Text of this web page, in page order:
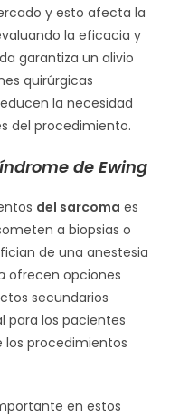
y esto afecta la
la eficacia y
garantiza un alivio
quirúrgicas
la necesidad
del procedimiento.
de Ewing
del sarcoma es
a biopsias o
de una anestesia
ofrecen opciones
secundarios
para los pacientes
los procedimientos
en estos